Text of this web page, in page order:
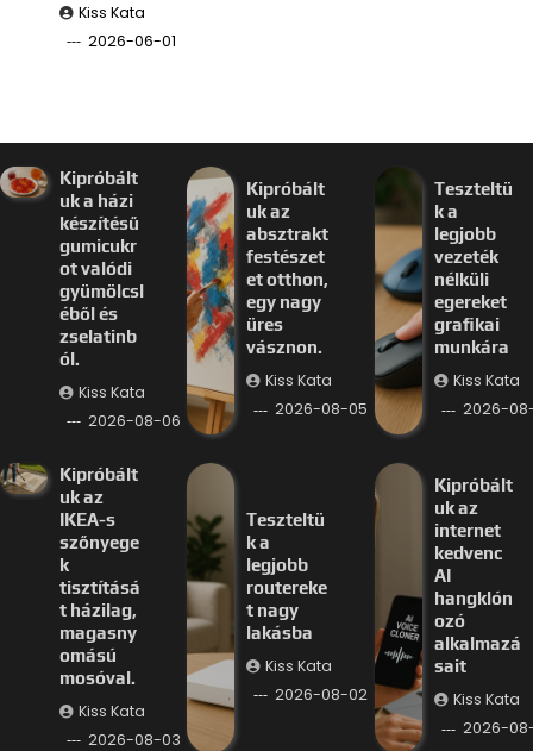
Kiss Kata
2026-06-01
Kipróbált
uk a házi
készítésű
gumicukr
ot valódi
gyümölcsl
éből és
zselatinb
ól.
Kiss Kata
2026-08-06
Kipróbált
uk az
absztrakt
festészet
et otthon,
egy nagy
üres
vásznon.
Kiss Kata
2026-08-05
Teszteltü
k a
legjobb
vezeték
nélküli
egereket
grafikai
munkára
Kiss Kata
2026-
Kipróbált
uk az
IKEA-s
szőnyege
k
tisztításá
t házilag,
magasny
omású
mosóval.
Kiss Kata
2026-08-03
Teszteltü
k a
legjobb
routereke
t nagy
lakásba
Kiss Kata
2026-08-02
Kipróbált
uk az
internet
kedvenc
AI
hangklón
ozó
alkalmazá
sait
Kiss Kata
2026-